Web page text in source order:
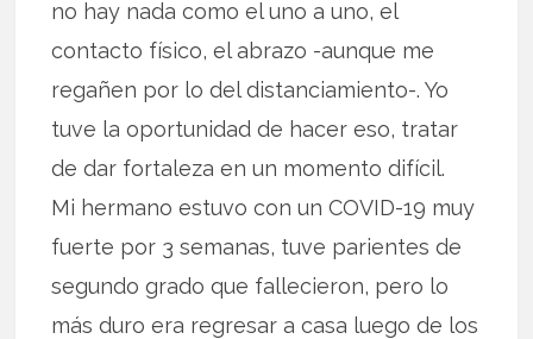
no hay nada como el uno a uno, el
contacto físico, el abrazo -aunque me
regañen por lo del distanciamiento-. Yo
tuve la oportunidad de hacer eso, tratar
de dar fortaleza en un momento difícil.
Mi hermano estuvo con un COVID-19 muy
fuerte por 3 semanas, tuve parientes de
segundo grado que fallecieron, pero lo
más duro era regresar a casa luego de los